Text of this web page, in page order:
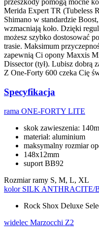
przeszkody pomogą mocne
Merida Expert TR (Tubeless
Shimano w standardzie
wzmacniają koło. Dzięki
możesz szybko dostosować
trasie. Maksimum
zapewnią Ci opony Maxxis
Dissector (tył). Lubisz dobrą
Z One-Forty 600 czeka Cię
Specyfikacja
rama ONE-FORTY LITE
skok zawieszenia:
materiał: aluminium
maksymalny rozmiar
148x12mm
suport BB92
Rozmiar ramy S, M, L, XL
kolor SILK ANTHRACITE/
Rock Shox Deluxe
widelec Marzocchi Z2